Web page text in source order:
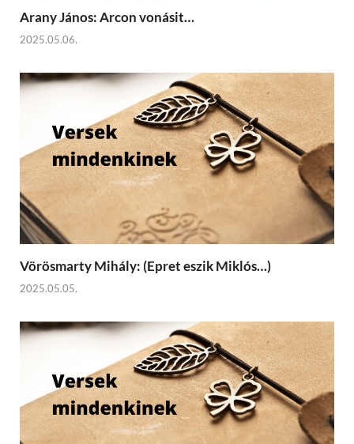
Arany János: Arcon vonásit…
2025.05.06.
Vörösmarty Mihály: (Epret eszik Miklós…)
2025.05.05.